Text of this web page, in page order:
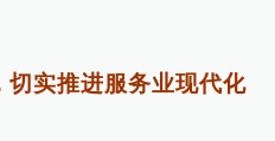
切实推进服务业现代化